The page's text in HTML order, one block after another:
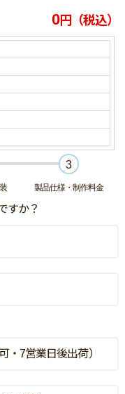
0円（税込）
3
製品仕様・制作料金
すか？
・7営業日後出荷）